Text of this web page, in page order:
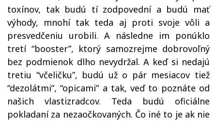
toxínov, tak budú tí zodpovední a budú mať
výhody, mnohí tak teda aj proti svoje vôli a
presvedčeniu urobili. A následne im ponúklo
tretí “booster”, ktorý samozrejme dobrovoľný
bez podmienok dlho nevydržal. A keď si nedajú
tretiu “včeličku”, budú už o pár mesiacov tiež
“dezolátmi”, “opicami” a tak, veď to poznáte od
našich vlastizradcov. Teda budú oficiálne
pokladaní za nezaočkovaných. Čo iné to je ak nie